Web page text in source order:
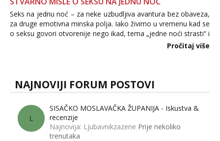
Seks na jednu noć – za neke uzbudljiva avantura bez obaveza,
za druge emotivna minska polja. Iako živimo u vremenu kad se
o seksu govori otvorenije nego ikad, tema „jedne noći strasti“ i
dalje izaziva burne rasprave. Što zapravo misle žene, a što
Pročitaj više
NAJNOVIJI FORUM POSTOVI
L
SISAČKO MOSLAVAČKA ŽUPANIJA - Iskustva &
recenzije
Najnovija: Ljubavnikzazene Prije nekoliko
trenutaka